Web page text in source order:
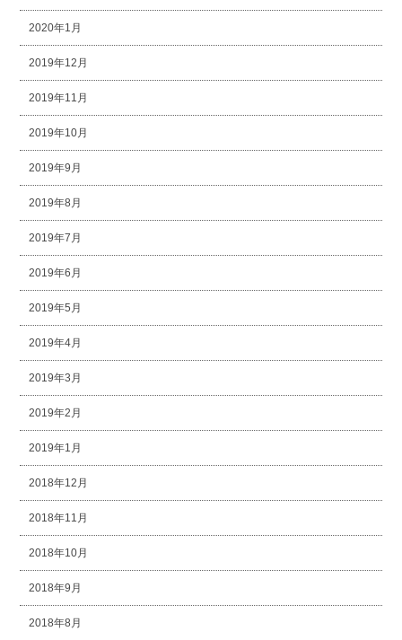
2020年1月
2019年12月
2019年11月
2019年10月
2019年9月
2019年8月
2019年7月
2019年6月
2019年5月
2019年4月
2019年3月
2019年2月
2019年1月
2018年12月
2018年11月
2018年10月
2018年9月
2018年8月